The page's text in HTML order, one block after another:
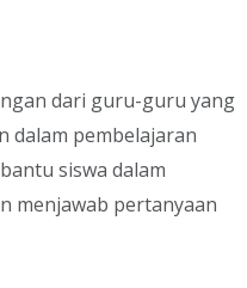
dari guru-guru yang
dalam pembelajaran
siswa dalam
menjawab pertanyaan